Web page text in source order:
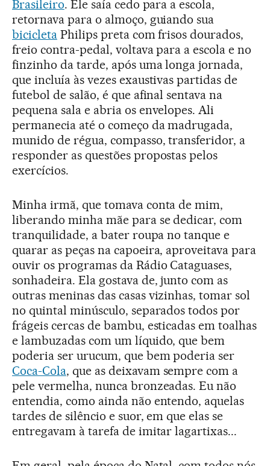
Brasileiro. Ele saía cedo para a escola,
retornava para o almoço, guiando sua
bicicletaPhilips preta com frisos dourados,
freio contra-pedal, voltava para a escola e no
finzinho da tarde, após uma longa jornada,
que incluía às vezes exaustivas partidas de
futebol de salão, é que afinal sentava na
pequena sala e abria os envelopes. Ali
permanecia até o começo da madrugada,
munido de régua, compasso, transferidor, a
responder as questões propostas pelos
exercícios.
Minha irmã, que tomava conta de mim,
liberando minha mãe para se dedicar, com
tranquilidade, a bater roupa no tanque e
quarar as peças na capoeira, aproveitava para
ouvir os programas da Rádio Cataguases,
sonhadeira. Ela gostava de, junto com as
outras meninas das casas vizinhas, tomar sol
no quintal minúsculo, separados todos por
frágeis cercas de bambu, esticadas em toalhas
e lambuzadas com um líquido, que bem
poderia ser urucum, que bem poderia ser
Coca-Cola, que as deixavam sempre com a
pele vermelha, nunca bronzeadas. Eu não
entendia, como ainda não entendo, aquelas
tardes de silêncio e suor, em que elas se
entregavam à tarefa de imitar lagartixas...